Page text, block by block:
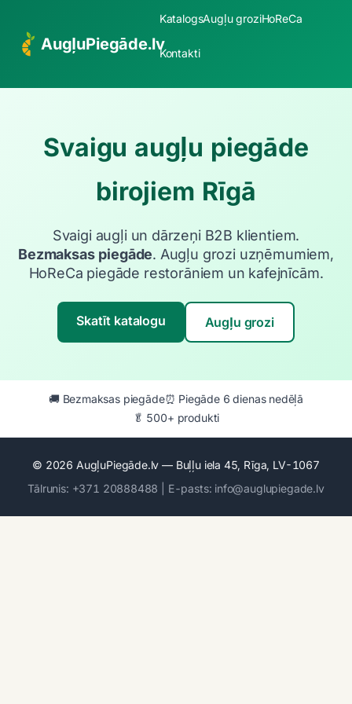
AugļuPiegāde.lv
KatalogsAugļu groziHoReCa
Kontakti
Svaigu augļu piegāde
birojiem Rīgā
Svaigi augļi un dārzeņi B2B klientiem.
Bezmaksas piegāde. Augļu grozi uzņēmumiem,
HoReCa piegāde restorāniem un kafejnīcām.
Skatīt katalogu Augļu grozi
🚚 Bezmaksas piegāde⏰ Piegāde 6 dienas nedēļā
🥬 500+ produkti
© 2026 AugļuPiegāde.lv — Buļļu iela 45, Rīga, LV-1067
Tālrunis: +371 20888488 | E-pasts: info@auglupiegade.lv